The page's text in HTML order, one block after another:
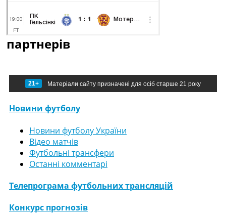
партнерів
21+ Матеріали сайту призначені для осіб старше 21 року
Новини футболу
Новини футболу України
Відео матчів
Футбольні трансфери
Останні комментарі
Телепрограма футбольних трансляцій
Конкурс прогнозів